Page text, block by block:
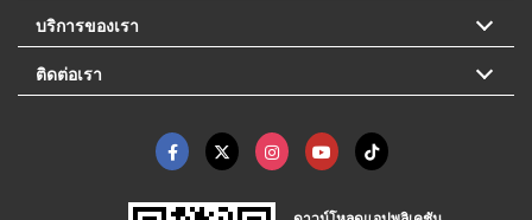
บริการของเรา
ติดต่อเรา